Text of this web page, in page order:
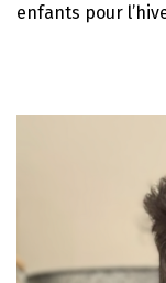
enfants pour